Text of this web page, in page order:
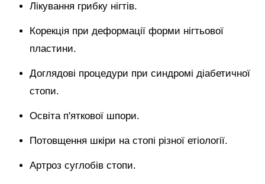
Лікування грибку нігтів.
Корекція при деформації форми нігтьової
пластини.
Доглядові процедури при синдромі діабетичної
стопи.
Освіта п'яткової шпори.
Потовщення шкіри на стопі різної етіології.
Артроз суглобів стопи.